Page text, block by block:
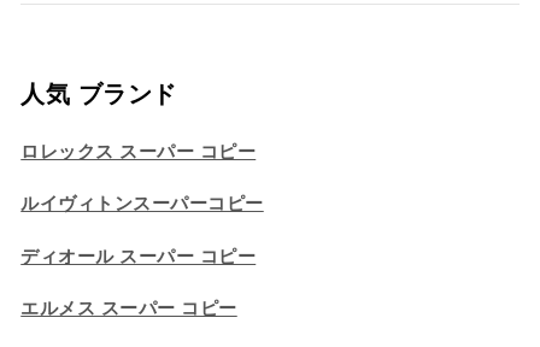
人気 ブランド
ロレックス スーパー コピー
ルイヴィトンスーパーコピー
ディオール スーパー コピー
エルメス スーパー コピー